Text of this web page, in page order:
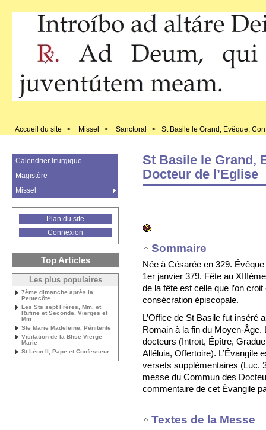
Accueil du site > Missel > Sanctoral > St Basile le Grand, Evêque,
St Basile le Grand,
Docteur de l’Eglise
Sommaire
Née à Césarée en 329.
1er janvier 379. Fête au
de la fête est celle que l’on
consécration épiscopale.
L’Office de St Basile fut inséré
Romain à la fin du Moyen-
docteurs (Introït, Épître,
Alléluia, Offertoire). L’Évangile
versets supplémentaires (Luc.
messe du Commun des
commentaire de cet Évangile
Textes de la Messe
Calendrier liturgique
Magistère
Missel
Plan du site
Connexion
Top Articles
Les plus populaires
7ème dimanche après la
Pentecôte
Les Sts sept Frères, Mm, et
Rufine et Seconde, Vierges et
Mm
Ste Marie Madeleine, Pénitente
Visitation de la Bhse Vierge
Marie
St Léon II, Pape et Confesseur